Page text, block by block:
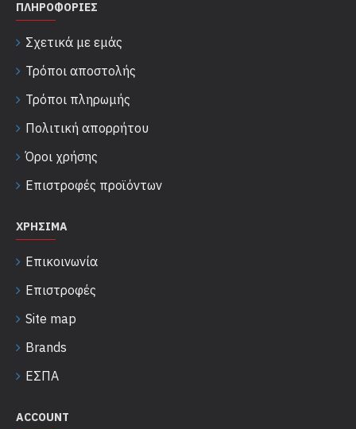
ΠΛΗΡΟΦΟΡΊΕΣ
Σχετικά με εμάς
Τρόποι αποστολής
Τρόποι πληρωμής
Πολιτική απορρήτου
Όροι χρήσης
Επιστροφές προϊόντων
ΧΡΉΣΙΜΑ
Επικοινωνία
Επιστροφές
Site map
Brands
ΕΣΠΑ
ACCOUNT